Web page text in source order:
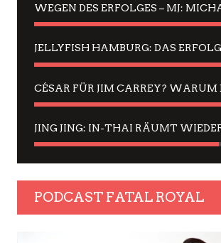
PODCAST FATAL ROYAL